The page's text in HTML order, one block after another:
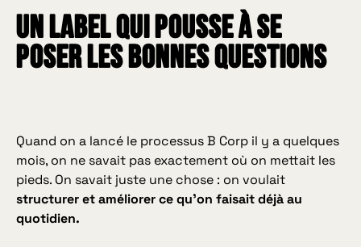
Un label qui pousse à se
poser les bonnes questions
Quand on a lancé le processus B Corp il y a quelques
mois, on ne savait pas exactement où on mettait les
pieds. On savait juste une chose : on voulait
structurer et améliorer ce qu’on faisait déjà au
quotidien.